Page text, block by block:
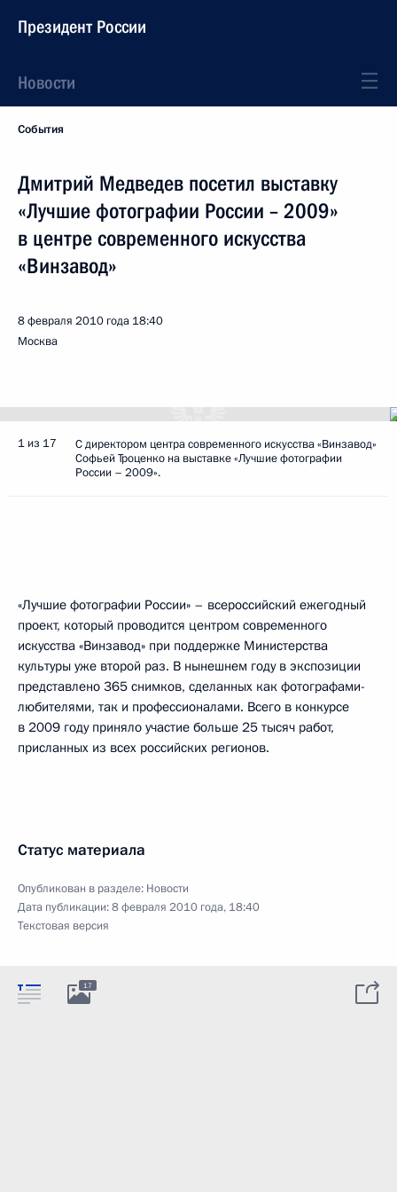
Президент России
Новости
События
Дмитрий Медведев посетил выставку
«Лучшие фотографии России – 2009»
в центре современного искусства
«Винзавод»
8 февраля 2010 года 18:40
Москва
1 из 17
С директором центра современного искусства «Винзавод»
Софьей Троценко на выставке «Лучшие фотографии
России – 2009».
«Лучшие фотографии России» – всероссийский ежегодный
проект, который проводится центром современного
искусства «Винзавод» при поддержке Министерства
культуры уже второй раз. В нынешнем году в экспозиции
представлено 365 снимков, сделанных как фотографами-
любителями, так и профессионалами. Всего в конкурсе
в 2009 году приняло участие больше 25 тысяч работ,
присланных из всех российских регионов.
Статус материала
Опубликован в разделе: Новости
Дата публикации:8 февраля 2010 года, 18:40
Текстовая версия
17